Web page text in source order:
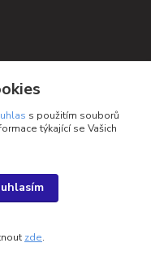
s použitím souborů
týkající se Vašich
zde.